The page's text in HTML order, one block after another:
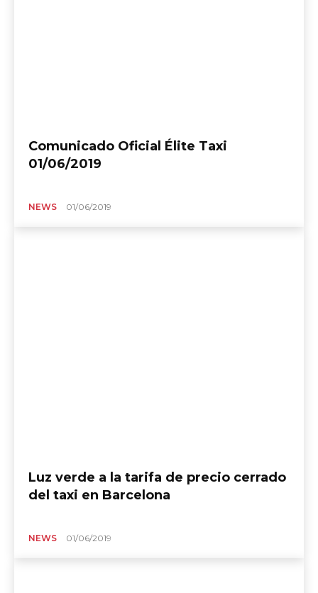
Comunicado Oficial Élite Taxi
01/06/2019
NEWS 01/06/2019
Luz verde a la tarifa de precio cerrado
del taxi en Barcelona
NEWS 01/06/2019